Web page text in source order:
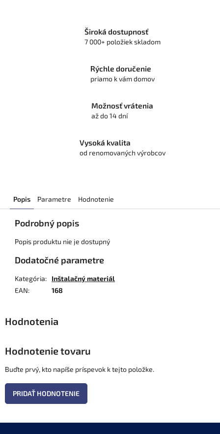
Široká dostupnosť
7 000+ položiek skladom
Rýchle doručenie
priamo k vám domov
Možnosť vrátenia
až do 14 dní
Vysoká kvalita
od renomovaných výrobcov
Popis Parametre Hodnotenie
Podrobný popis
Popis produktu nie je dostupný
Dodatočné parametre
Kategória:
Inštalačný materiál
EAN: 168
Hodnotenie tovaru
Buďte prvý, kto napíše príspevok k tejto položke.
PRIDAŤ HODNOTENIE